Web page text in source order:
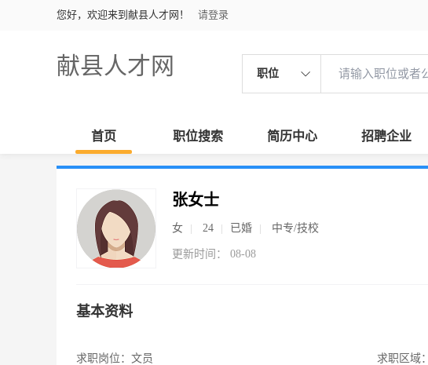
您好，欢迎来到献县人才网！ 请登录
献县人才网 职位
首页 职位搜索 简历中心 招聘企业
张女士
女 24 已婚 中专/技校
更新时间： 08-08
基本资料
求职岗位： 文员
求职区域：